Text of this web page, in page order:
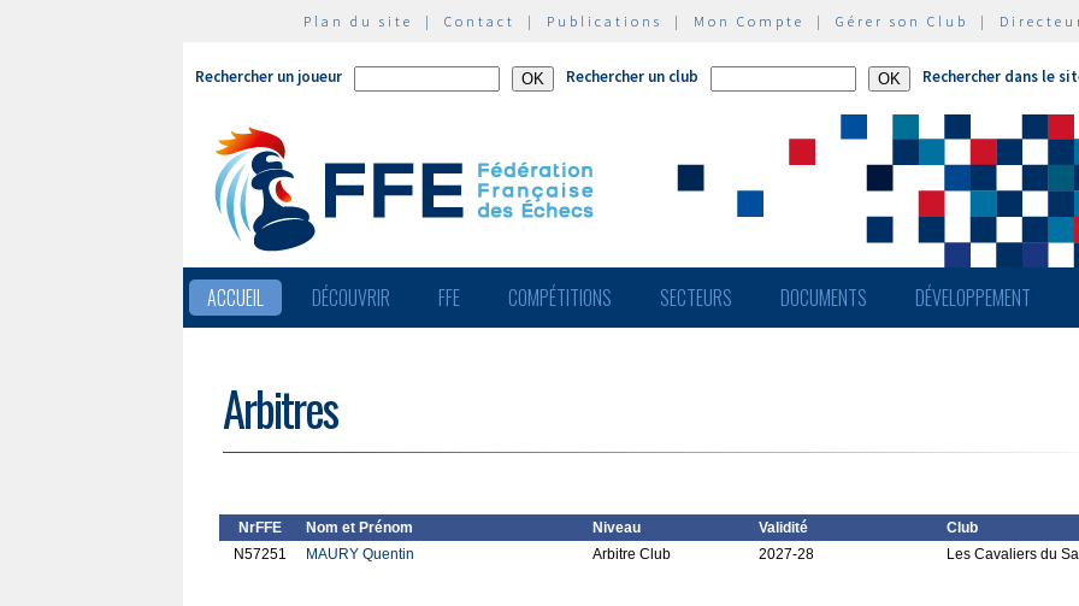
Plan du site | Contact | Publications | Mon Compte | Gérer son Club |
Rechercher un joueur Rechercher un club Rechercher dans le
ACCUEIL DÉCOUVRIR FFE COMPÉTITIONS SECTEURS DOCUMENTS DÉVELOPPEMENT
Arbitres
NrFFE Nom et Prénom Niveau Validité
Club
N57251
MAURY Quentin Arbitre Club 2027-28 Les Cavaliers du